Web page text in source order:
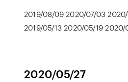
2019/08/09 2020/07/03
2019/05/13 2020/05/19 2020/
2020/05/27